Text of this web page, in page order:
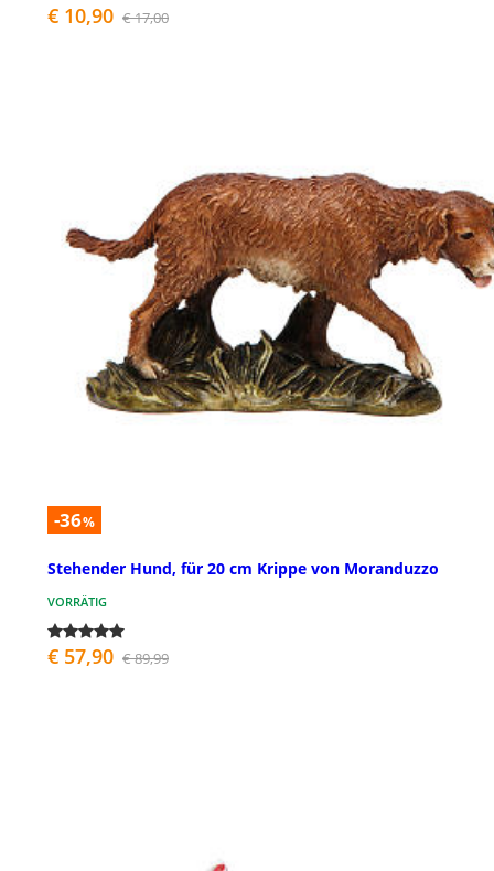
€ 10,90 € 17,00
-36%
Stehender Hund, für 20 cm Krippe von Moranduzzo
VORRÄTIG
€ 57,90 € 89,99